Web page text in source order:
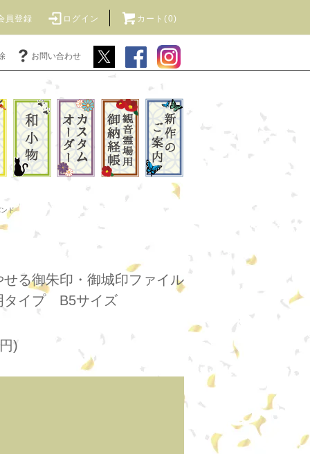
員登録 ログイン カート(0)
お問い合わせ
ド
る御朱印・御城印ファイル
イプ B5サイズ
)